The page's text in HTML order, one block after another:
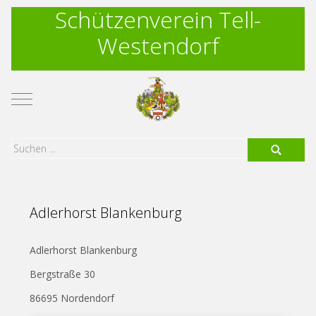
Schützenverein Tell-
Westendorf
Mobile Menu Toggle
Adlerhorst Blankenburg
Adlerhorst Blankenburg
Bergstraße 30
86695 Nordendorf